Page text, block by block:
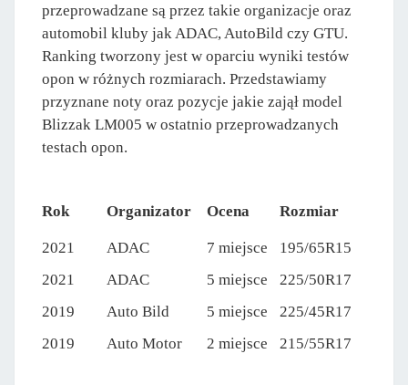
przeprowadzane są przez takie organizacje oraz
automobil kluby jak ADAC, AutoBild czy GTU.
Ranking tworzony jest w oparciu wyniki testów
opon w różnych rozmiarach. Przedstawiamy
przyznane noty oraz pozycje jakie zajął model
Blizzak LM005 w ostatnio przeprowadzanych
testach opon.
Rok Organizator Ocena Rozmiar
2021 ADAC 7 miejsce
195/65R15
2021
ADAC 5 miejsce
225/50R17
2019
Auto Bild 5 miejsce
225/45R17
2019
Auto Motor 2 miejsce 215/55R17